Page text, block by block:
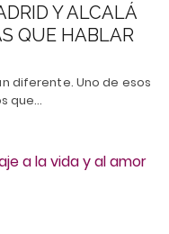
Y ALCALÁ
QUE HABLAR
diferente. Uno de esos
que…